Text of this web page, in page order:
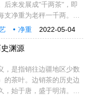
后来发展成"千两茶"，即
支净重为老秤一千两。下
下花卷茶的名称由来及茶
名称由来"花"的由来：1、
2022-05-04
净重
不断
自然
醇厚
渊源
，是指销往边疆地区少数
的茶叶。边销茶的历史边
，始于唐，盛于明清。其